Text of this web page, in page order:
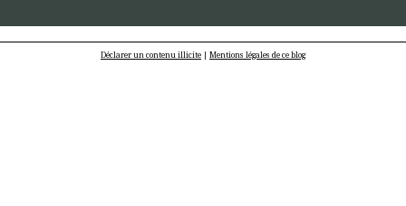
Déclarer un contenu illicite | Mentions légales de ce blog